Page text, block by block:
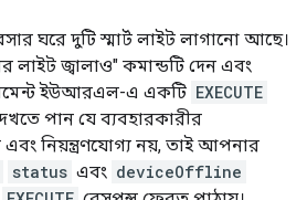
ঘরে দুটি স্মার্ট লাইট লাগানো আছে।
লাইট জ্বালাও" কমান্ডটি দেন এবং
ইউআরএল-এ একটি EXECUTE
পান যে ব্যবহারকারীর
নিয়ন্ত্রণযোগ্য নয়, তাই আপনার
status এবং deviceOffline